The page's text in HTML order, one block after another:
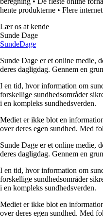
hente produkterne • Flere
Lær os at kende
Sunde Dage
SundeDage
Sunde Dage er et online medie,
deres dagligdag. Gennem en
I en tid, hvor information om
forskellige sundhedsområder
i en kompleks sundhedsverden.
Mediet er ikke blot en
over deres egen sundhed. Med
Sunde Dage er et online medie,
deres dagligdag. Gennem en
I en tid, hvor information om
forskellige sundhedsområder
i en kompleks sundhedsverden.
Mediet er ikke blot en
over deres egen sundhed. Med